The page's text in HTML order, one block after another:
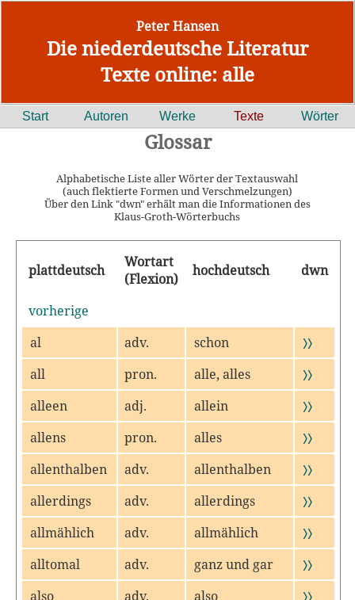
Peter Hansen
Die niederdeutsche Literatur
Texte online: alle
Start Autoren Werke Texte Wörter
Glossar
Alphabetische Liste aller Wörter der Textauswahl
(auch flektierte Formen und Verschmelzungen)
Über den Link "dwn" erhält man die Informationen des
Klaus-Groth-Wörterbuchs
plattdeutsch
Wortart
(Flexion)
hochdeutsch dwn
vorherige
al
adv. schon
〉〉
all
pron. alle, alles
〉〉
alleen
adj. allein
〉〉
allens
pron. alles
〉〉
allenthalben
adv. allenthalben
〉〉
allerdings
adv. allerdings
〉〉
allmählich
adv. allmählich
〉〉
alltomal
adv. ganz und gar
〉〉
also
adv. also
〉〉